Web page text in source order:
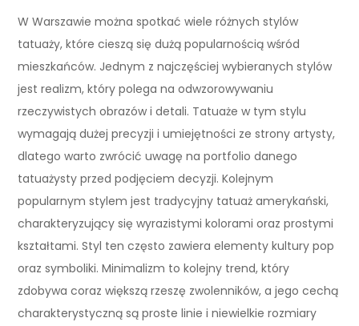
W Warszawie można spotkać wiele różnych stylów
tatuaży, które cieszą się dużą popularnością wśród
mieszkańców. Jednym z najczęściej wybieranych stylów
jest realizm, który polega na odwzorowywaniu
rzeczywistych obrazów i detali. Tatuaże w tym stylu
wymagają dużej precyzji i umiejętności ze strony artysty,
dlatego warto zwrócić uwagę na portfolio danego
tatuażysty przed podjęciem decyzji. Kolejnym
popularnym stylem jest tradycyjny tatuaż amerykański,
charakteryzujący się wyrazistymi kolorami oraz prostymi
kształtami. Styl ten często zawiera elementy kultury pop
oraz symboliki. Minimalizm to kolejny trend, który
zdobywa coraz większą rzeszę zwolenników, a jego cechą
charakterystyczną są proste linie i niewielkie rozmiary